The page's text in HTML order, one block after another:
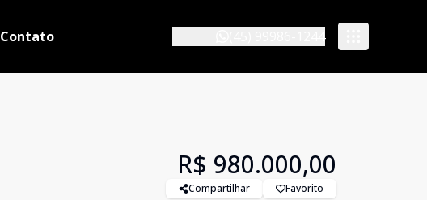
Contato
R$ 980.000,00
Compartilhar Favorito